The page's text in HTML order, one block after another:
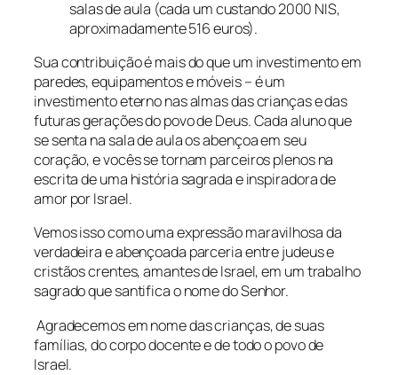
salas de aula (cada um custando 2000 NIS,
aproximadamente 516 euros).
Sua contribuição é mais do que um investimento em
paredes, equipamentos e móveis – é um
investimento eterno nas almas das crianças e das
futuras gerações do povo de Deus. Cada aluno que
se senta na sala de aula os abençoa em seu
coração, e vocês se tornam parceiros plenos na
escrita de uma história sagrada e inspiradora de
amor por Israel.
Vemos isso como uma expressão maravilhosa da
verdadeira e abençoada parceria entre judeus e
cristãos crentes, amantes de Israel, em um trabalho
sagrado que santifica o nome do Senhor.
Agradecemos em nome das crianças, de suas
famílias, do corpo docente e de todo o povo de
Israel.